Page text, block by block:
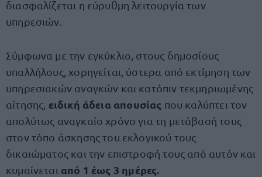
διασφαλίζεται η εύρυθμη λειτουργία των
υπηρεσιών.
Σύμφωνα με την εγκύκλιο, στους δημοσίους
υπαλλήλους, χορηγείται, ύστερα από εκτίμηση των
υπηρεσιακών αναγκών και κατόπιν τεκμηριωμένης
αίτησης, ειδική άδεια απουσίας που καλύπτει τον
απολύτως αναγκαίο χρόνο για τη μετάβασή τους
στον τόπο άσκησης του εκλογικού τους
δικαιώματος και την επιστροφή τους από αυτόν και
κυμαίνεται από 1 έως 3 ημέρες.